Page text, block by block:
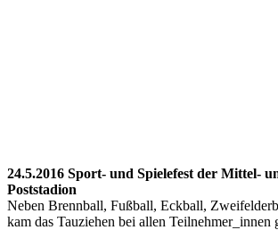
24.5.2016 Sport- und Spielefest der Mittel-
Poststadion
Neben Brennball, Fußball, Eckball,
kam das Tauziehen bei allen Teilnehmer_innen